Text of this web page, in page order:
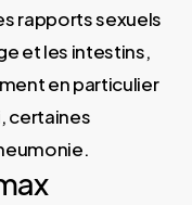
rapports sexuels
et les intestins,
en particulier
certaines